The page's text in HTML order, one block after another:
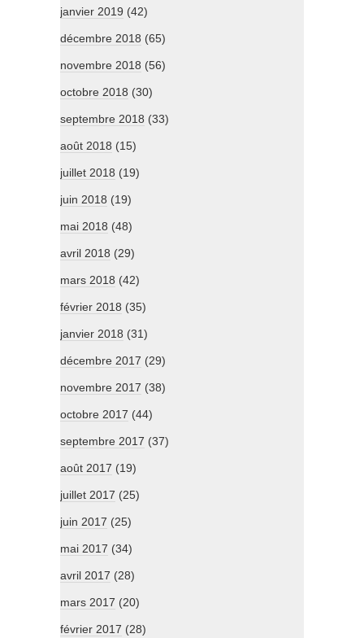
janvier 2019 (42)
décembre 2018 (65)
novembre 2018 (56)
octobre 2018 (30)
septembre 2018 (33)
août 2018 (15)
juillet 2018 (19)
juin 2018 (19)
mai 2018 (48)
avril 2018 (29)
mars 2018 (42)
février 2018 (35)
janvier 2018 (31)
décembre 2017 (29)
novembre 2017 (38)
octobre 2017 (44)
septembre 2017 (37)
août 2017 (19)
juillet 2017 (25)
juin 2017 (25)
mai 2017 (34)
avril 2017 (28)
mars 2017 (20)
février 2017 (28)